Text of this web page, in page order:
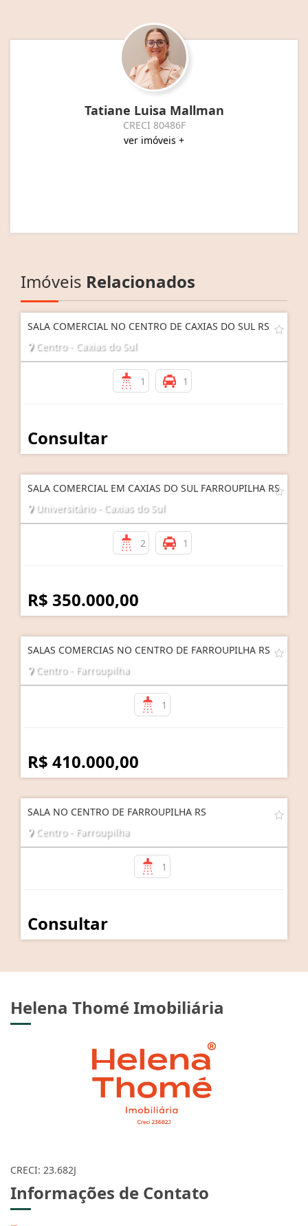
Tatiane Luisa Mallman
CRECI 80486F
ver imóveis +
Imóveis Relacionados
SALA COMERCIAL NO CENTRO DE CAXIAS DO SUL RS
Centro - Caxias do Sul
1 1
Consultar
SALA COMERCIAL EM CAXIAS DO SUL FARROUPILHA RS
Universitário - Caxias do Sul
2 1
R$ 350.000,00
SALAS COMERCIAS NO CENTRO DE FARROUPILHA RS
Centro - Farroupilha
1
R$ 410.000,00
SALA NO CENTRO DE FARROUPILHA RS
Centro - Farroupilha
1
Consultar
Helena Thomé Imobiliária
CRECI: 23.682J
Informações de Contato